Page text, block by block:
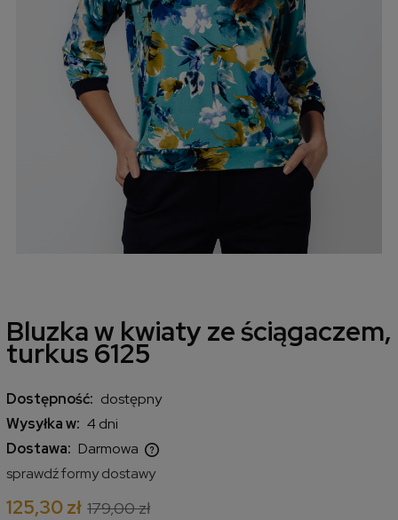
Bluzka w kwiaty ze ściągaczem,
turkus 6125
Dostępność: dostępny
Wysyłka w: 4 dni
Dostawa: Darmowa
Cena nie zawiera ewentualnych kosztów płatności
sprawdź formy dostawy
125,30 zł 179,00 zł